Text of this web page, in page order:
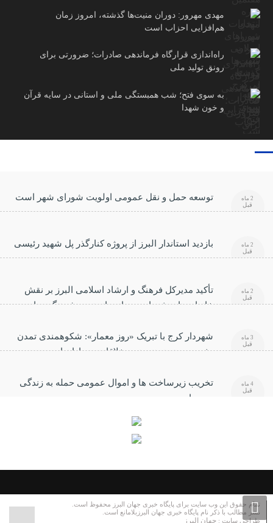
مهدی مهرور: دوران منیت‌ها گذشته، امروز زمان
هم‌افزایی احزاب است
راه‌اندازی قرارگاه فرماندهی صادرات؛ ضرورتی برای
رونق تولید ملی
به سوی فتح؛ شب همبستگی ملی و استانی در سایه قرآن
و خون شهدا
توسعه حمل و نقل عمومی اولویت شورای شهر است 2 ماه
قبل
بازدید استاندار البرز از پروژه کنارگذر پل شهید رئیسی 2 ماه
قبل
تأکید مدیرکل فرهنگ و ارشاد اسلامی البرز بر نقش
خانواده‌های شهدا در صیانت از هویت فرهنگی جامعه
2 ماه
قبل
شهردار کرج با تبریک «روز معمار»: شکوهمندی تمدن
بشری مرهون هنرمندی خلاقانه معماران است
3 ماه
قبل
تخریب زیرساخت ها و اموال عمومی حمله به زندگی
مردم است
4 ماه
قبل
تمام حقوق این وب سایت برای پایگاه خبری جهان البرز محفوظ است.
نشر مطالب با ذکر نام پایگاه خبری جهان البرزبلامانع است.
طراحی سایت : جهان البرز